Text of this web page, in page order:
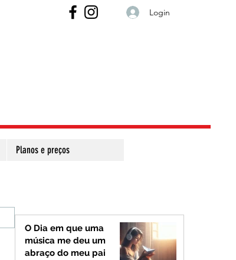
Login
Planos e preços
O Dia em que uma
música me deu um
abraço do meu pai